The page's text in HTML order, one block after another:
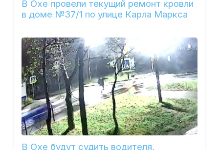
В Охе провели текущий ремонт кровли
в доме №37/1 по улице Карла Маркса
В Охе будут судить водителя,